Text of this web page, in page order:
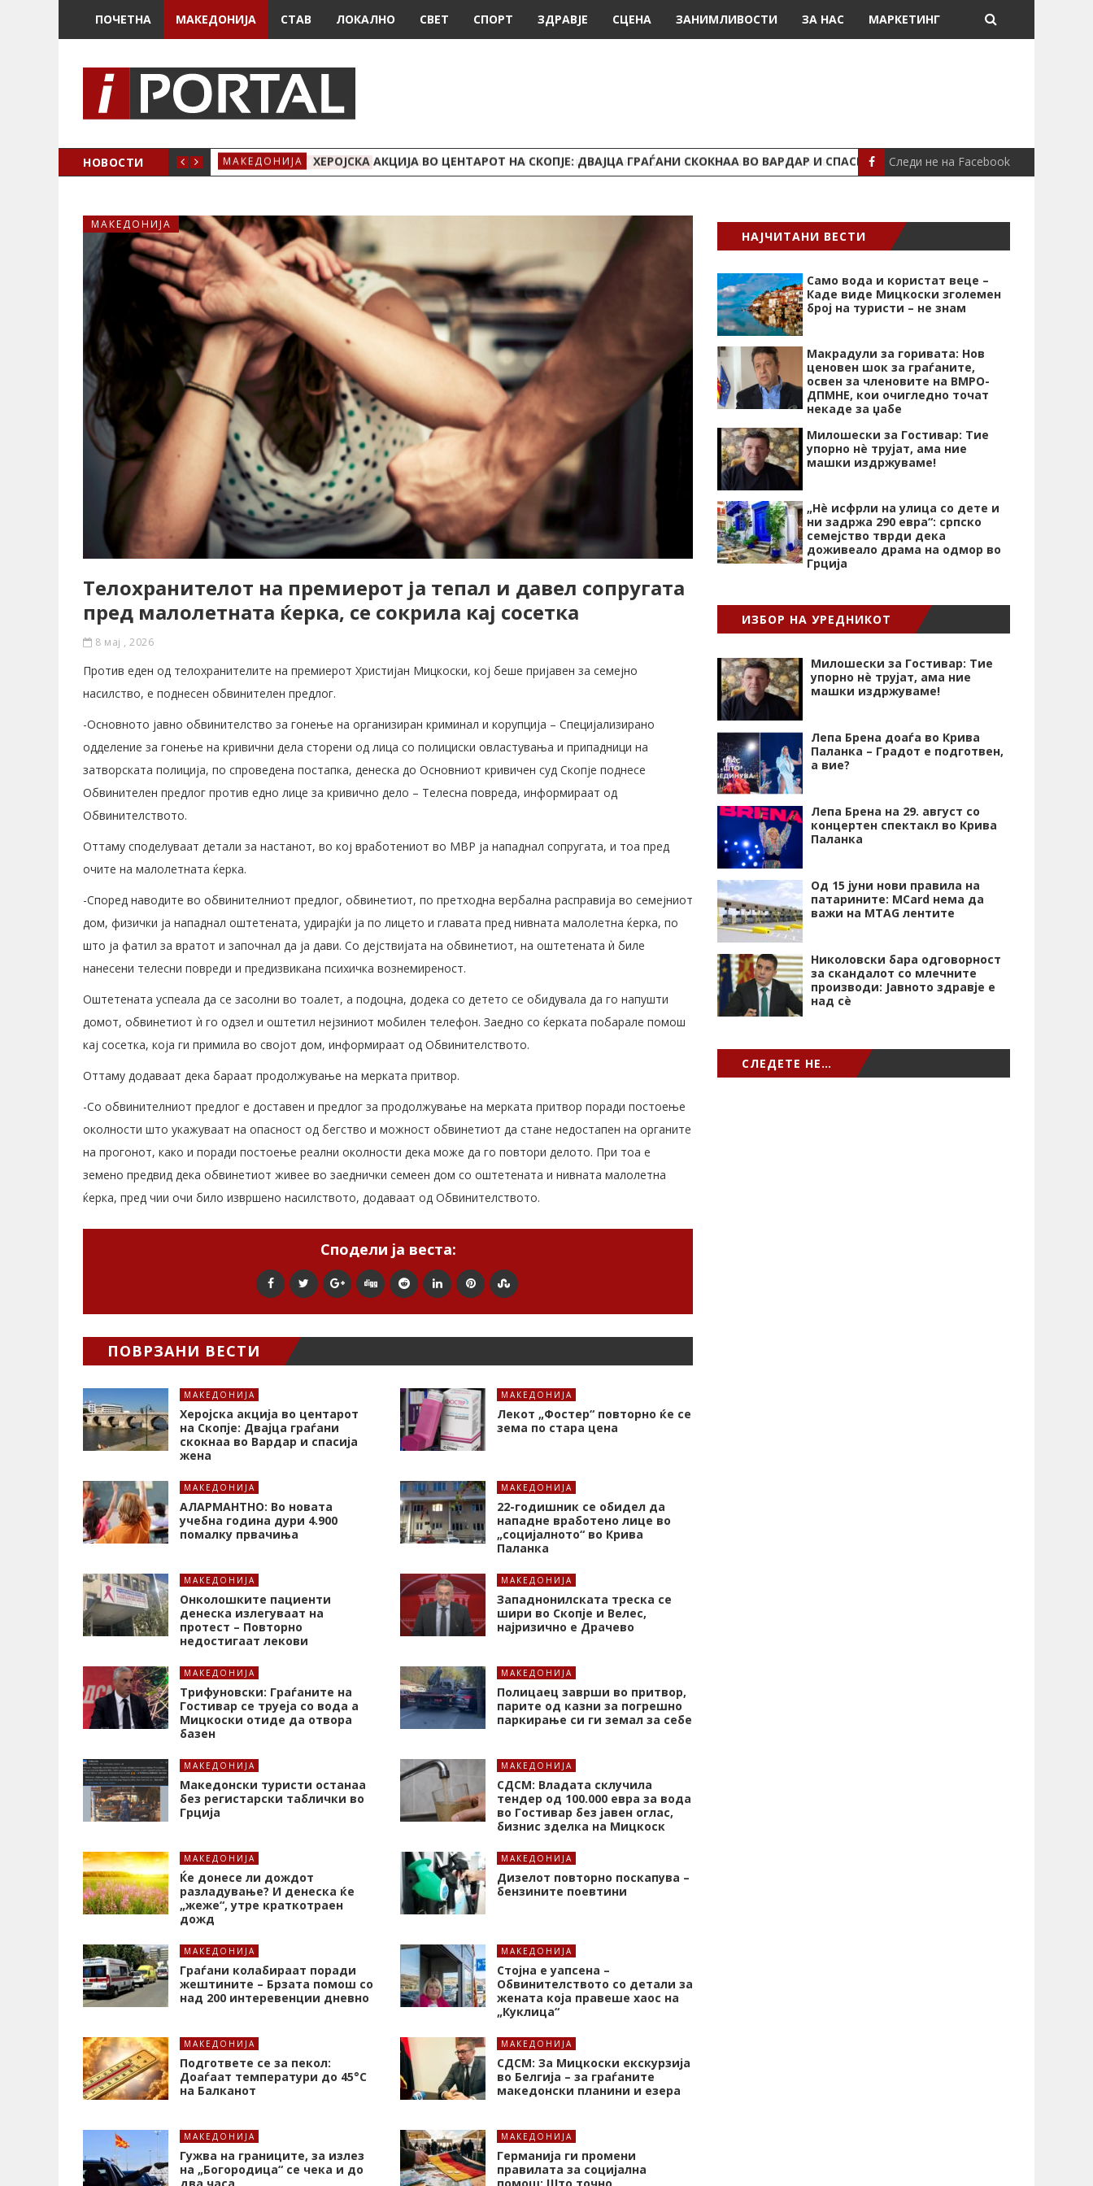
ПОЧЕТНА МАКЕДОНИЈА СТАВ ЛОКАЛНО СВЕТ СПОРТ ЗДРАВЈЕ СЦЕНА ЗАНИМЛИВОСТИ ЗА НАС МАРКЕТИНГ
НОВОСТИ
И ВЕЛОСИПЕДИТЕ МАКЕДОНИЈА ХЕРОЈСКА АКЦИЈА ВО ЦЕНТАРОТ НА СКОПЈЕ: ДВАЈЦА ГРАЃАНИ СКОКНАА ВО ВАРДАР И СПАСИЈА ЖЕНА СВЕТ АВИОН НЕ УСПЕА
Следи не на Facebook
МАКЕДОНИЈА
Телохранителот на премиерот ја тепал и давел сопругата
пред малолетната ќерка, се сокрила кај сосетка
8 мај , 2026
Против еден од телохранителите на премиерот Христијан Мицкоски, кој беше пријавен за семејно
насилство, е поднесен обвинителен предлог.
-Основното јавно обвинителство за гонење на организиран криминал и корупција – Специјализирано
одделение за гонење на кривични дела сторени од лица со полициски овластувања и припадници на
затворската полиција, по спроведена постапка, денеска до Основниот кривичен суд Скопје поднесе
Обвинителен предлог против едно лице за кривично дело – Телесна повреда, информираат од
Обвинителството.
Оттаму споделуваат детали за настанот, во кој вработениот во МВР ја нападнал сопругата, и тоа пред
очите на малолетната ќерка.
-Според наводите во обвинителниот предлог, обвинетиот, по претходна вербална расправија во семејниот
дом, физички ја нападнал оштетената, удирајќи ја по лицето и главата пред нивната малолетна ќерка, по
што ја фатил за вратот и започнал да ја дави. Со дејствијата на обвинетиот, на оштетената ѝ биле
нанесени телесни повреди и предизвикана психичка вознемиреност.
Оштетената успеала да се засолни во тоалет, а подоцна, додека со детето се обидувала да го напушти
домот, обвинетиот ѝ го одзел и оштетил нејзиниот мобилен телефон. Заедно со ќерката побарале помош
кај сосетка, која ги примила во својот дом, информираат од Обвинителството.
Оттаму додаваат дека бараат продолжување на мерката притвор.
-Со обвинителниот предлог е доставен и предлог за продолжување на мерката притвор поради постоење
околности што укажуваат на опасност од бегство и можност обвинетиот да стане недостапен на органите
на прогонот, како и поради постоење реални околности дека може да го повтори делото. При тоа е
земено предвид дека обвинетиот живее во заеднички семеен дом со оштетената и нивната малолетна
ќерка, пред чии очи било извршено насилството, додаваат од Обвинителството.
Сподели ја веста:
ПОВРЗАНИ ВЕСТИ
МАКЕДОНИЈА
Херојска акција во центарот
на Скопје: Двајца граѓани
скокнаа во Вардар и спасија
жена
МАКЕДОНИЈА
Лекот „Фостер“ повторно ќе се
зема по стара цена
МАКЕДОНИЈА
АЛАРМАНТНО: Во новата
учебна година дури 4.900
помалку првачиња
МАКЕДОНИЈА
22-годишник се обидел да
нападне вработено лице во
„социјалното“ во Крива
Паланка
МАКЕДОНИЈА
Онколошките пациенти
денеска излегуваат на
протест – Повторно
недостигаат лекови
МАКЕДОНИЈА
Западнонилската треска се
шири во Скопје и Велес,
најризично е Драчево
МАКЕДОНИЈА
Трифуновски: Граѓаните на
Гостивар се труеја со вода а
Мицкоски отиде да отвора
базен
МАКЕДОНИЈА
Полицаец заврши во притвор,
парите од казни за погрешно
паркирање си ги земал за себе
МАКЕДОНИЈА
Македонски туристи останаа
без регистарски таблички во
Грција
МАКЕДОНИЈА
СДСМ: Владата склучила
тендер од 100.000 евра за вода
во Гостивар без јавен оглас,
бизнис зделка на Мицкоск
МАКЕДОНИЈА
Ќе донесе ли дождот
разладување? И денеска ќе
„жеже“, утре краткотраен
дожд
МАКЕДОНИЈА
Дизелот повторно поскапува –
бензините поевтини
МАКЕДОНИЈА
Граѓани колабираат поради
жештините – Брзата помош со
над 200 интеревенции дневно
МАКЕДОНИЈА
Стојна е уапсена –
Обвинителството со детали за
жената која правеше хаос на
„Куклица“
МАКЕДОНИЈА
Подгответе се за пекол:
Доаѓаат температури до 45°C
на Балканот
МАКЕДОНИЈА
СДСМ: За Мицкоски екскурзија
во Белгија – за граѓаните
македонски планини и езера
МАКЕДОНИЈА
Гужва на границите, за излез
на „Богородица“ се чека и до
МАКЕДОНИЈА
Германија ги промени
правилата за социјална
НАЈЧИТАНИ ВЕСТИ
Само вода и користат веце –
Каде виде Мицкоски зголемен
број на туристи – не знам
Макрадули за горивата: Нов
ценовен шок за граѓаните,
освен за членовите на ВМРО-
ДПМНЕ, кои очигледно точат
некаде за џабе
Милошески за Гостивар: Тие
упорно нѐ трујат, ама ние
машки издржуваме!
„Нѐ исфрли на улица со дете и
ни задржа 290 евра“: српско
семејство тврди дека
доживеало драма на одмор во
Грција
ИЗБОР НА УРЕДНИКОТ
Милошески за Гостивар: Тие
упорно нѐ трујат, ама ние
машки издржуваме!
Лепа Брена доаѓа во Крива
Паланка – Градот е подготвен,
а вие?
Лепа Брена на 29. август со
концертен спектакл во Крива
Паланка
Од 15 јуни нови правила на
патарините: MCard нема да
важи на MTAG лентите
Николовски бара одговорност
за скандалот со млечните
производи: Јавното здравје е
над сѐ
СЛЕДЕТЕ НЕ…